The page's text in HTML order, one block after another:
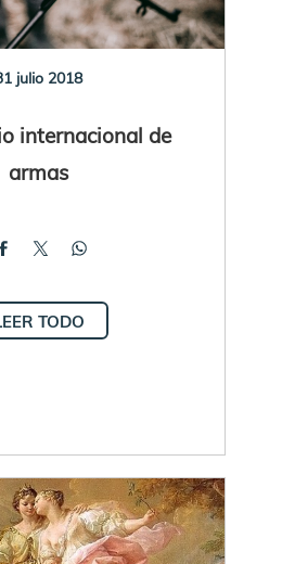
julio 2018
internacional de
armas
TODO